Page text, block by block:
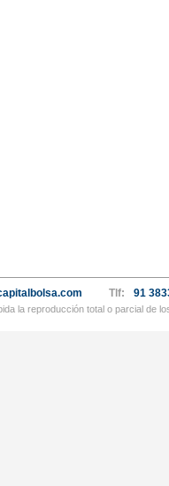
Tlf: 91
la reproducción total o parcial de